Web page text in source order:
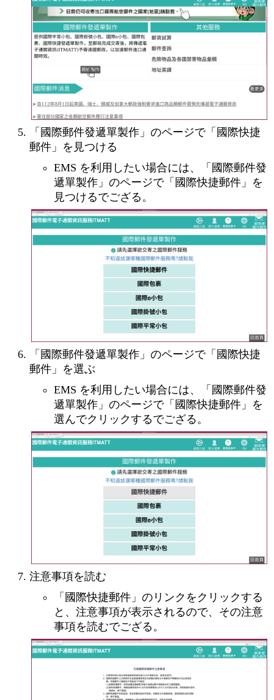
「國際郵件發遞單製作」のページで「國際快捷
郵件」を見つける
EMS を利用したい場合には、「國際郵件發
遞單製作」のページで「國際快捷郵件」を
見つけるでござる。
「國際郵件發遞單製作」のページで「國際快捷
郵件」を選ぶ
EMS を利用したい場合には、「國際郵件發
遞單製作」のページで「國際快捷郵件」を
選んでクリックするでござる。
注意事項を読む
「國際快捷郵件」のリンクをクリックする
と、注意事項が表示されるので、その注意
事項を読むでござる。